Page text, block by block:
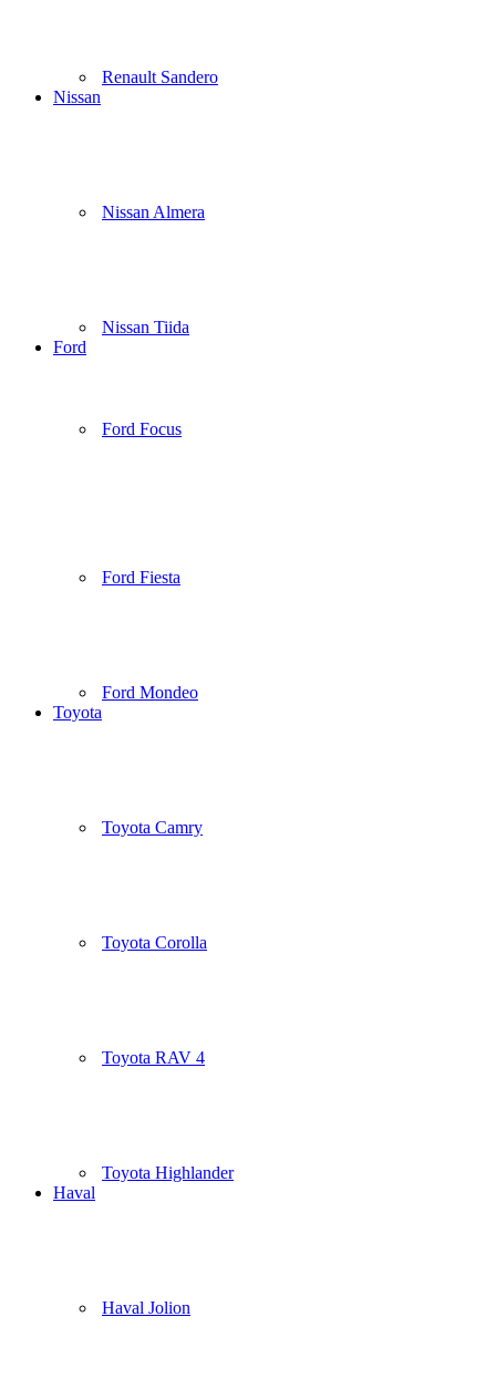
Renault Sandero
Nissan
Nissan Almera
Nissan Tiida
Ford
Ford Focus
Ford Fiesta
Ford Mondeo
Toyota
Toyota Camry
Toyota Corolla
Toyota RAV 4
Toyota Highlander
Haval
Haval Jolion